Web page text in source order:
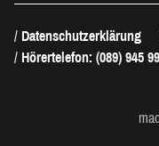
Datenschutzerklärung
Hörertelefon: (089) 945